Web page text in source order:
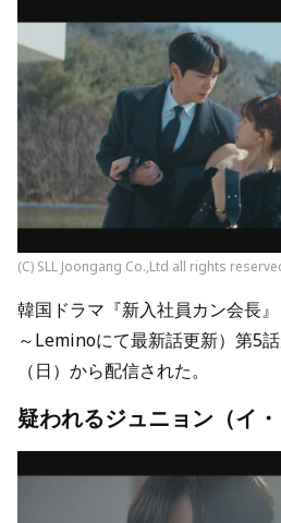
(C) SLL Joongang Co.,Ltd all rights
韓国ドラマ『新入社員カン会長
～Leminoにて最新話更新）第5
（日）から配信された。
疑われるジュニョン（イ・